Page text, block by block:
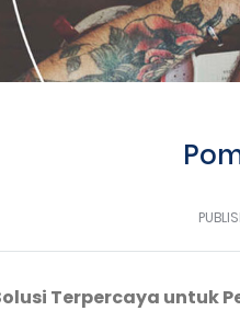
Terpercaya untuk